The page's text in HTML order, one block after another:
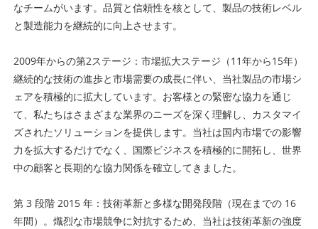
なチームがいます。品質と信頼性を核として、製品の技術レベル
と製造能力を継続的に向上させます。
2009年からの第2ステージ：市場拡大ステージ（11年から15年）
継続的な技術の進歩と市場需要の成長に伴い、当社製品の市場シ
ェアを積極的に拡大しています。お客様との緊密な協力を通じ
て、私たちはさまざまな業界のニーズを深く理解し、カスタマイ
ズされたソリューションを提供します。当社は国内市場での影響
力を拡大するだけでなく、国際ビジネスを積極的に開拓し、世界
中の顧客と長期的な協力関係を確立してきました。
第 3 段階 2015 年：技術革新と多様な開発段階（現在までの 16
年間）。熾烈な市場競争に対抗するため、当社は技術革新の強度